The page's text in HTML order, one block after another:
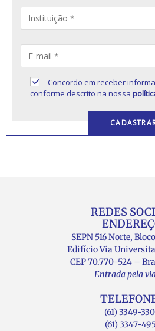
Concordo em receber
conforme descrito na nossa
REDES
SEPN 516 Norte,
Edifício Via
CEP 70.770-524 –
Entrada pela
(61) 3349-
(61) 3347-